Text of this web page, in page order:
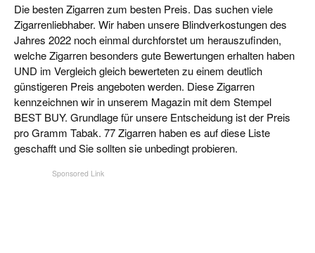
Die besten Zigarren zum besten Preis. Das suchen viele
Zigarrenliebhaber. Wir haben unsere Blindverkostungen des
Jahres 2022 noch einmal durchforstet um herauszufinden,
welche Zigarren besonders gute Bewertungen erhalten haben
UND im Vergleich gleich bewerteten zu einem deutlich
günstigeren Preis angeboten werden. Diese Zigarren
kennzeichnen wir in unserem Magazin mit dem Stempel
BEST BUY. Grundlage für unsere Entscheidung ist der Preis
pro Gramm Tabak. 77 Zigarren haben es auf diese Liste
geschafft und Sie sollten sie unbedingt probieren.